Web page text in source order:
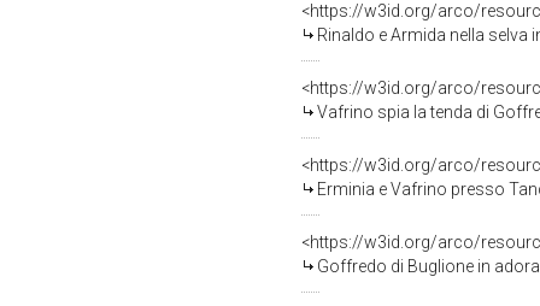
<https://w3id.org/arco/
Rinaldo e Armida nella selva
<https://w3id.org/arco/
Vafrino spia la tenda di
<https://w3id.org/arco/
Erminia e Vafrino presso
<https://w3id.org/arco/
Goffredo di Buglione in